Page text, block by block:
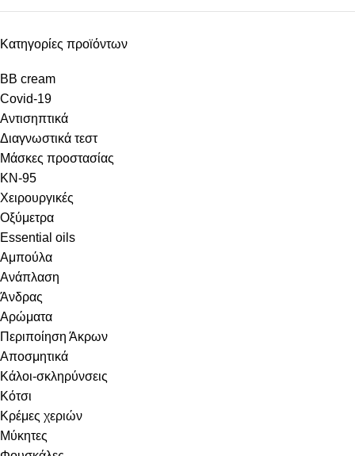
Κατηγορίες προϊόντων
BB cream
Covid-19
Αντισηπτικά
Διαγνωστικά τεστ
Μάσκες προστασίας
KN-95
Χειρουργικές
Οξύμετρα
Essential oils
Αμπούλα
Ανάπλαση
Άνδρας
Αρώματα
Περιποίηση Άκρων
Αποσμητικά
Κάλοι-σκληρύνσεις
Κότσι
Κρέμες χεριών
Μύκητες